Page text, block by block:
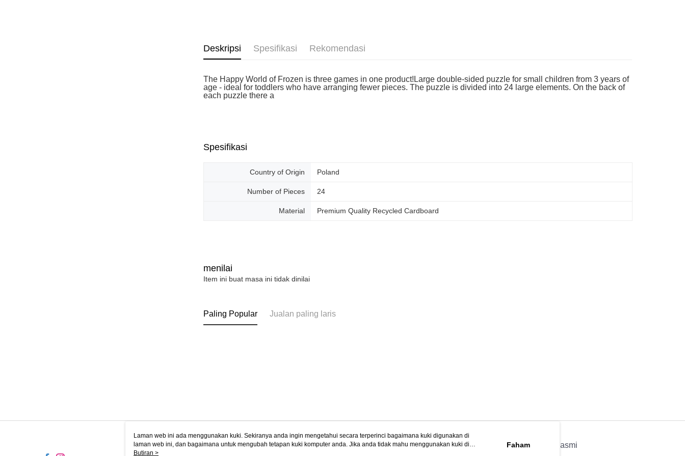
Deskripsi Spesifikasi Rekomendasi
The Happy World of Frozen is three games in one product!Large double-sided puzzle for small children from 3 years of
age - ideal for toddlers who have arranging fewer pieces. The puzzle is divided into 24 large elements. On the back of
each puzzle there a
Spesifikasi
Country of Origin Poland
Number of Pieces 24
Material Premium Quality Recycled Cardboard
menilai
Item ini buat masa ini tidak dinilai
Paling Popular Jualan paling laris
Tentang Kami Khidmat Pelanggan APP Rasmi
Laman web ini ada menggunakan kuki. Sekiranya anda ingin mengetahui secara terperinci bagaimana kuki digunakan di
laman web ini, dan bagaimana untuk mengubah tetapan kuki komputer anda. Jika anda tidak mahu menggunakan kuki di
komputer anda, sila rujuk penerangan mengenai kuki.
Butiran >
Faham